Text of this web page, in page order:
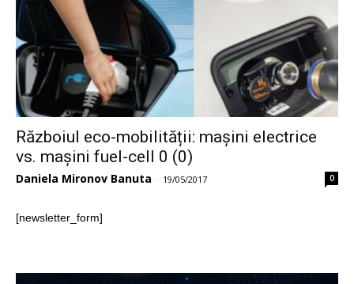
Războiul eco-mobilității: mașini electrice
vs. mașini fuel-cell 0 (0)
Daniela Mironov Banuta - 19/05/2017 0
[newsletter_form]